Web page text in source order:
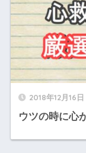
2018年12月16日
ウツの時に心